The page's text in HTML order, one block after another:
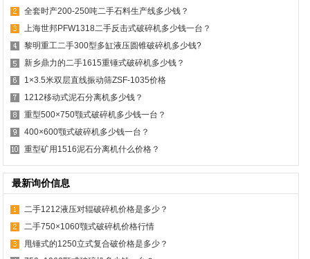
全套时产200-250吨二手石料生产线多少钱？
上海世邦PFW1318二手反击式破碎机多少钱一台？
黎明重工二手300型多缸液压圆锥破碎机多少钱?
新乡鼎力的二手1615重锤式破碎机多少钱？
1×3.5米双层直线振动筛ZSF-1035价格
1212移动式泥石分离机多少钱？
重型500×750颚式破碎机多少钱一台？
400×600颚式破碎机多少钱一台？
重型矿用1516泥石分离机什么价格？
最新询价信息
二手1212液压对辊破碎机价格是多少？
二手750×1060颚式破碎机价格行情
甩锤式的1250立式复合破价格是多少？